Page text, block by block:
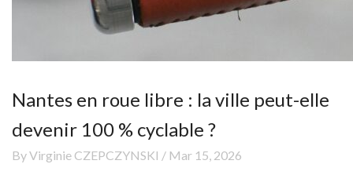
Nantes en roue libre : la ville peut-elle
devenir 100 % cyclable ?
By Virginie CZEPCZYNSKI / Mar 15, 2026